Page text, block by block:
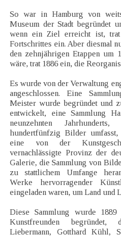
So war in Hamburg von
Museum der Stadt begründet
wenn ein Ziel erreicht ist, trat
Fortschrittes ein. Aber diesmal
den zehnjährigen Etappen um
wäre, trat 1886 ein, die
Es wurde von der Verwaltung
angeschlossen. Eine
Meister wurde begründet und
entwickelt, eine Sammlung
neunzehnten
hundertfünfzig Bilder
eine von der
vernachlässigte Provinz der
Galerie, die Sammlung von
zu stattlichem Umfange
Werke hervorragender
eingeladen waren, um Land und
Diese Sammlung wurde
Kunstfreunden begründet,
Liebermann, Gotthard Kühl,